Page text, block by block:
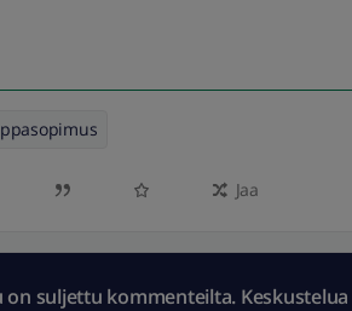
Jaa
on suljettu kommenteilta.